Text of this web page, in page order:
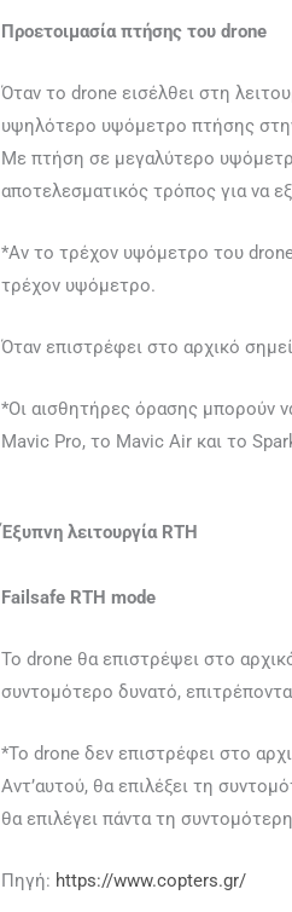
Προετοιμασία πτήσης του drone
Όταν το drone εισέλθει στη
υψηλότερο υψόμετρο πτήσης
Με πτήση σε μεγαλύτερο
αποτελεσματικός τρόπος για να
*Αν το τρέχον υψόμετρο του
τρέχον υψόμετρο.
Όταν επιστρέφει στο αρχικό
*Οι αισθητήρες όρασης μπορούν
Mavic Pro, το Mavic Air και το
Έξυπνη λειτουργία RTH
Failsafe RTH mode
Το drone θα επιστρέψει στο
συντομότερο δυνατό,
*Το drone δεν επιστρέφει στο
Αντ’αυτού, θα επιλέξει τη
θα επιλέγει πάντα τη
Πηγή: https://www.copters.gr/